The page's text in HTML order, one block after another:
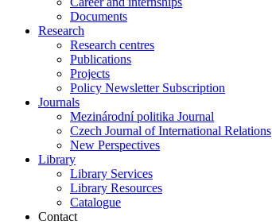
Documents
Research
Research centres
Publications
Projects
Policy Newsletter Subscription
Journals
Mezinárodní politika Journal
Czech Journal of International Relations
New Perspectives
Library
Library Services
Library Resources
Catalogue
Contact